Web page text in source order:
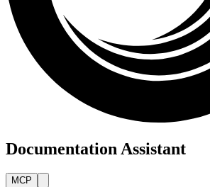
Documentation Assistant
MCP